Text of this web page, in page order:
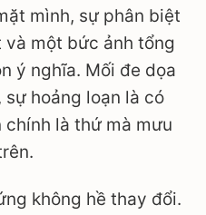
mình, sự phân biệt
một bức ảnh tổng
ý nghĩa. Mối đe dọa
hoảng loạn là có
là thứ mà mưu
không hề thay đổi.